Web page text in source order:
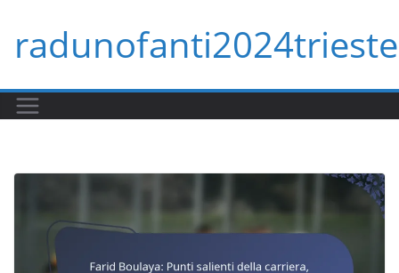
content